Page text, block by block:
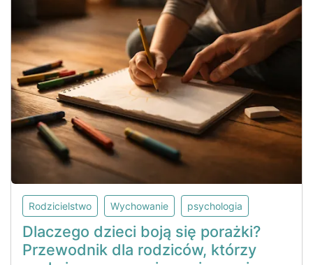
Rodzicielstwo Wychowanie psychologia
Dlaczego dzieci boją się porażki?
Przewodnik dla rodziców, którzy